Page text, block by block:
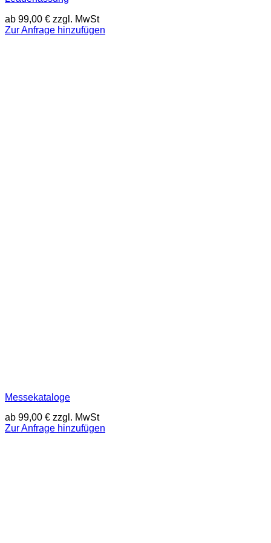
ab 99,00 € zzgl. MwSt
Zur Anfrage hinzufügen
Messekataloge
ab 99,00 € zzgl. MwSt
Zur Anfrage hinzufügen